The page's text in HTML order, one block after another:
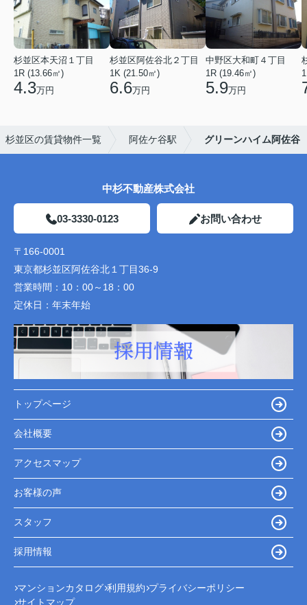
杉並区本天沼１丁目
1R (13.66㎡)
4.3万円
杉並区阿佐谷北２丁目
1K (21.50㎡)
6.6万円
中野区大和町４丁目
1R (19.46㎡)
5.9万円
杉並区の賃貸物件一覧 阿佐ケ谷駅 グリーンハイム阿佐谷
中杉不動産株式会社
03-3330-0123 お問い合わせ
〒166-0001
東京都杉並区阿佐谷北１丁目36-9
営業時間： 10：00～18：00
定休日： 年末年始
トップページ
会社概要
アクセスマップ
お客様の声
スタッフ
採用情報
マンションカタログ 利用規約 プライバシーポリシー
サイトマップ